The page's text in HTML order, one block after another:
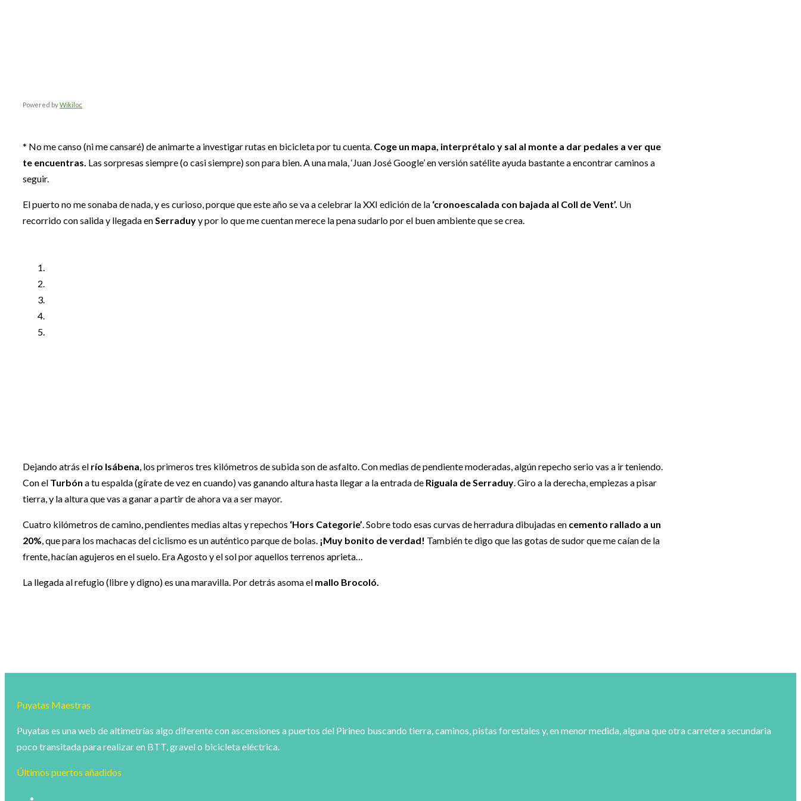
Powered byWikiloc
* No me canso (ni me cansaré) de animarte a investigar rutas en bicicleta por tu cuenta. Coge un mapa, interprétalo y sal al monte a dar pedales a ver que
te encuentras. Las sorpresas siempre (o casi siempre) son para bien. A una mala, ‘Juan José Google’ en versión satélite ayuda bastante a encontrar caminos a
seguir.
El puerto no me sonaba de nada, y es curioso, porque que este año se va a celebrar la XXI edición de la ‘cronoescalada con bajada al Coll de Vent’. Un
recorrido con salida y llegada enSerraduyy por lo que me cuentan merece la pena sudarlo por el buen ambiente que se crea.
Dejando atrás el río Isábena, los primeros tres kilómetros de subida son de asfalto. Con medias de pendiente moderadas, algún repecho serio vas a ir teniendo.
Con el Turbón a tu espalda (gírate de vez en cuando) vas ganando altura hasta llegar a la entrada de Riguala de Serraduy. Giro a la derecha, empiezas a pisar
tierra, y la altura que vas a ganar a partir de ahora va a ser mayor.
Cuatro kilómetros de camino, pendientes medias altas y repechos ‘Hors Categorie’. Sobre todo esas curvas de herradura dibujadas en cemento rallado a un
20%, que para los machacas del ciclismo es un auténtico parque de bolas. ¡Muy bonito de verdad! También te digo que las gotas de sudor que me caían de la
frente, hacían agujeros en el suelo. Era Agosto y el sol por aquellos terrenos aprieta…
La llegada al refugio (libre y digno) es una maravilla. Por detrás asoma el mallo Brocoló.
Puyatas Maestras
Puyatas es una web de altimetrías algo diferente con ascensiones a puertos del Pirineo buscando tierra, caminos, pistas forestales y, en menor medida, alguna que otra carretera secundaria
poco transitada para realizar en BTT, gravel o bicicleta eléctrica.
Últimos puertos añadidos